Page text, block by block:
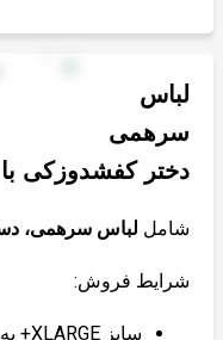
لباس
سرهمی
دختر کفشدوزکی با
شامل لباس سرهمی،
شرایط فروش: